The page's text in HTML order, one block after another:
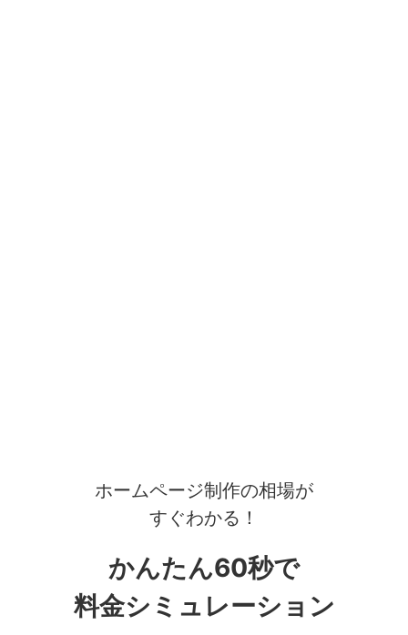
ホームページ制作の相場が
すぐわかる！
かんたん60秒で
料金シミュレーション